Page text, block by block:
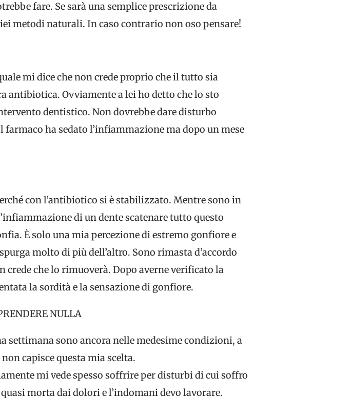
fare. Se sarà una semplice prescrizione da
metodi naturali. In caso contrario non oso pensare!
mi dice che non crede proprio che il tutto sia
antibiotica. Ovviamente a lei ho detto che lo sto
dentistico. Non dovrebbe dare disturbo
farmaco ha sedato l’infiammazione ma dopo un mese
con l’antibiotico si è stabilizzato. Mentre sono in
di un dente scatenare tutto questo
È solo una mia percezione di estremo gonfiore e
molto di più dell’altro. Sono rimasta d’accordo
crede che lo rimuoverà. Dopo averne verificato la
la sordità e la sensazione di gonfiore.
NULLA
settimana sono ancora nelle medesime condizioni, a
capisce questa mia scelta.
mi vede spesso soffrire per disturbi di cui soffro
morta dai dolori e l’indomani devo lavorare.